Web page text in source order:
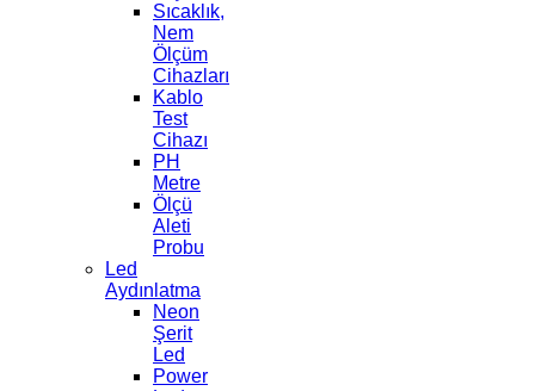
Sıcaklık,
Nem
Ölçüm
Cihazları
Kablo
Test
Cihazı
PH
Metre
Ölçü
Aleti
Probu
Led
Aydınlatma
Neon
Şerit
Led
Power